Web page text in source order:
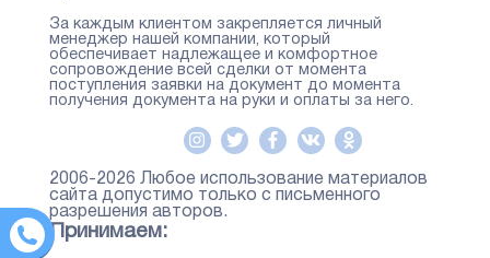
За каждым клиентом закрепляется личный
менеджер нашей компании, который
обеспечивает надлежащее и комфортное
сопровождение всей сделки от момента
поступления заявки на документ до момента
получения документа на руки и оплаты за него.
2006-2026 Любое использование материалов
сайта допустимо только с письменного
разрешения авторов.
Принимаем: